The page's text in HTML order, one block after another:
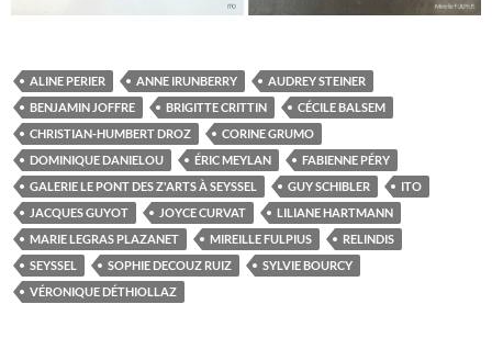
ALINE PERIER ANNE IRUNBERRY
AUDREY STEINER
BENJAMIN JOFFRE
BRIGITTE CRITTIN
CÉCILE BALSEM
CHRISTIAN-HUMBERT DROZ
CORINE GRUMO
DOMINIQUE DANIELOU
ÉRIC MEYLAN
FABIENNE PÉRY
GALERIE LE PONT DES Z'ARTS À SEYSSEL
GUY SCHIBLER
ITO
JACQUES GUYOT
JOYCE CURVAT
LILIANE HARTMANN
MARIE LEGRAS PLAZANET
MIREILLE FULPIUS
RELINDIS
SEYSSEL
SOPHIE DECOUZ RUIZ
SYLVIE BOURCY
VÉRONIQUE DÉTHIOLLAZ